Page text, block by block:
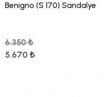
Benigno (S 170) Sandalye
6.350 ₺
5.670 ₺